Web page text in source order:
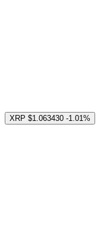
XRP $1.063430 -1.01%